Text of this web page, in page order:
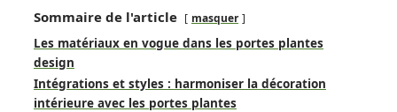
Sommaire de l'article masquer
Les matériaux en vogue dans les portes plantes
design
Intégrations et styles : harmoniser la décoration
intérieure avec les portes plantes